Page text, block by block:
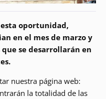
esta oportunidad,
en el mes de marzo y
se desarrollarán en
nuestra página web:
la totalidad de las